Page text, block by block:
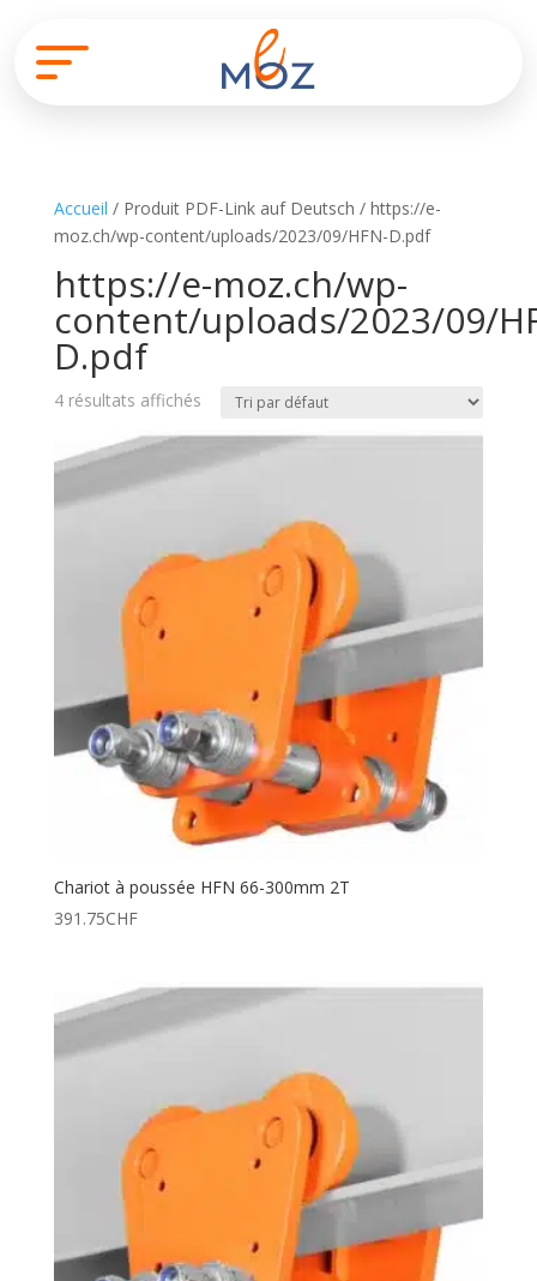
Accueil / Produit PDF-Link auf Deutsch / https://e-
moz.ch/wp-content/uploads/2023/09/HFN-D.pdf
https://e-moz.ch/wp-
content/uploads/2023/09/
D.pdf
4 résultats affichés
Chariot à poussée HFN 66-300mm 2T
391.75CHF